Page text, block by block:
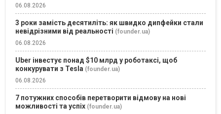
06.08.2026
3 роки замість десятиліть: як швидко дипфейки стали
невідрізними від реальності (founder.ua)
06.08.2026
Uber інвестує понад $10 млрд у роботаксі, щоб
конкурувати з Tesla (founder.ua)
06.08.2026
7 потужних способів перетворити відмову на нові
можливості та успіх (founder.ua)